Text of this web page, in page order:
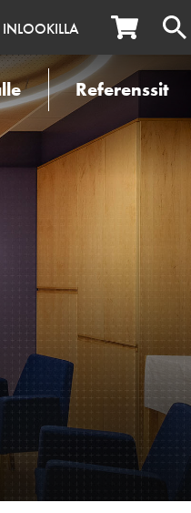
Referenssit